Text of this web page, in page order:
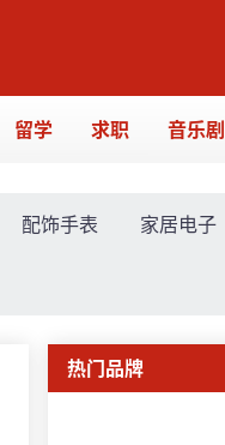
留学 求职 音乐剧
配饰手表 家居电子
热门品牌